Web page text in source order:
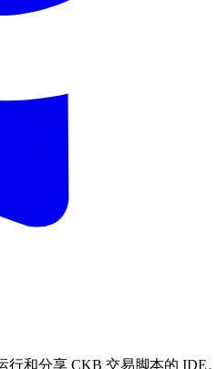
和分享 CKB 交易脚本的 IDE。